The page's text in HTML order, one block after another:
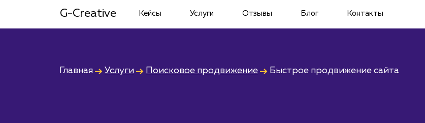
G-Creative Кейсы Услуги Отзывы Блог Контакты
Главная Услуги Поисковое продвижение Быстрое продвижение сайта